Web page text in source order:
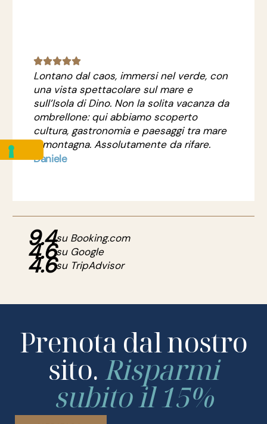
Lontano dal caos, immersi nel verde, con
una vista spettacolare sul mare e
sull’Isola di Dino. Non la solita vacanza da
ombrellone: qui abbiamo scoperto
cultura, gastronomia e paesaggi tra mare
e montagna. Assolutamente da rifare.
Daniele
9.4su Booking.com
4.6su Google
4.6su TripAdvisor
Prenota dal nostro
sito. Risparmi
subito il 15%